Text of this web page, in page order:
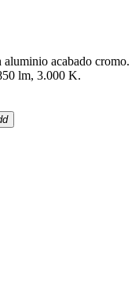
acabado cromo.
lm, 3.000 K.